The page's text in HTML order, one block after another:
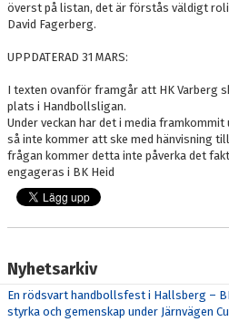
överst på listan, det är förstås väldigt
David Fagerberg.
UPPDATERAD 31 MARS:
I texten ovanför framgår att HK Varberg
plats i Handbollsligan.
Under veckan har det i media
så inte kommer att ske med hänvisning
frågan kommer detta inte påverka det
engageras i BK Heid
Nyhetsarkiv
En rödsvart handbollsfest i Hallsberg –
styrka och gemenskap under Järnvägen